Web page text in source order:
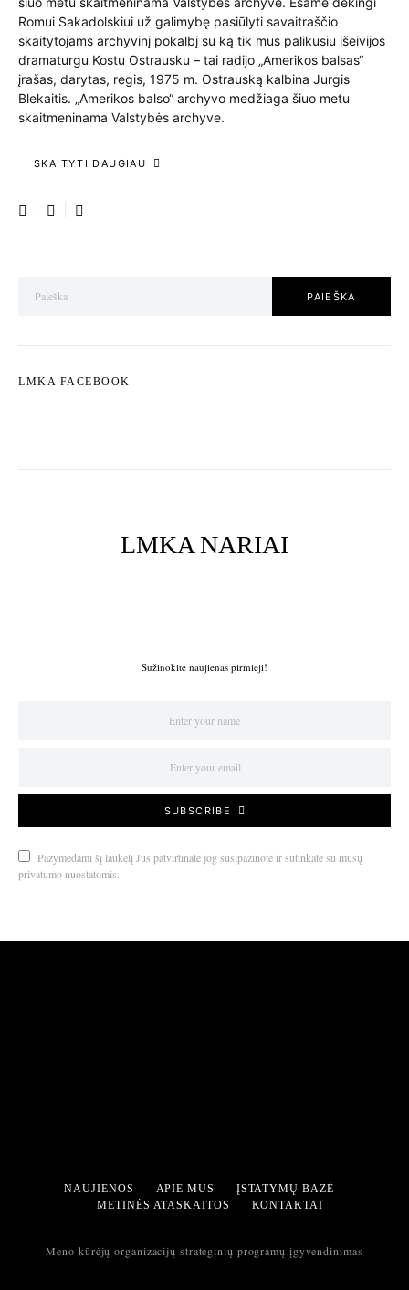
Romui Sakadolskiui už galimybę pasiūlyti savaitraščio
skaitytojams archyvinį pokalbį su ką tik mus palikusiu išeivijos
dramaturgu Kostu Ostrausku – tai radijo „Amerikos balsas“
įrašas, darytas, regis, 1975 m. Ostrauską kalbina Jurgis
Blekaitis. „Amerikos balso“ archyvo medžiaga šiuo metu
skaitmeninama Valstybės archyve.
SKAITYTI DAUGIAU
PAIEŠKA
LMKA FACEBOOK
LMKA NARIAI
Sužinokite naujienas pirmieji!
SUBSCRIBE
Pažymėdami šį laukelį Jūs patvirtinate jog susipažinote ir sutinkate su mūsų
privatumo nuostatomis.
NAUJIENOS APIE MUS
ĮSTATYMŲ BAZĖ
METINĖS ATASKAITOS
KONTAKTAI
Meno kūrėjų organizacijų strateginių programų įgyvendinimas